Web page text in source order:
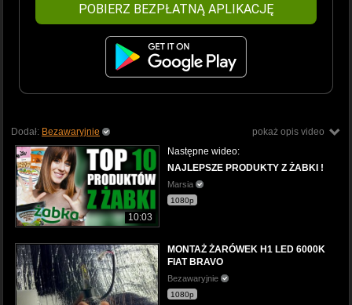
POBIERZ BEZPŁATNĄ APLIKACJĘ
pokaż opis video
Dodał: Bezawaryjnie
10:03
Następne wideo:
NAJLEPSZE PRODUKTY Z ŻABKI !
Marsia
1080p
MONTAŻ ŻARÓWEK H1 LED 6000K
FIAT BRAVO
Bezawaryjnie
1080p